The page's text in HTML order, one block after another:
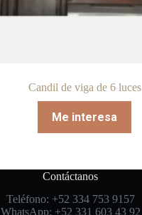
Candil de viga de 6 luces
Me interesa
Contáctanos
Teléfono: +52 334 753 9157
WhatsApp: +52 331 603 43 92